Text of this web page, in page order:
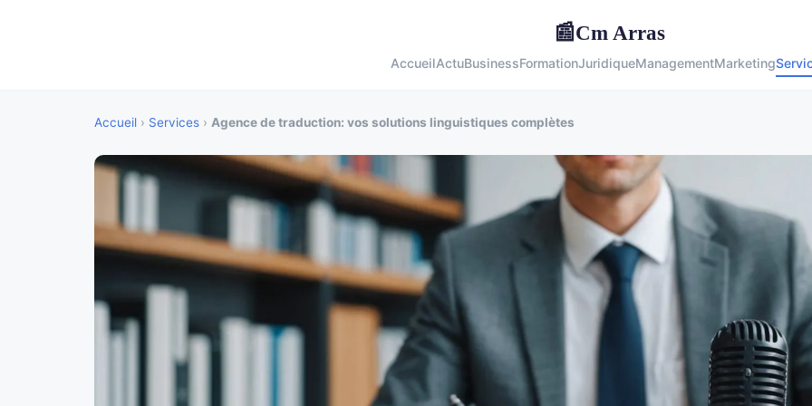
📰Cm Arras
AccueilActuBusinessFormationJuridiqueManagementMarketing
Accueil › Services › Agence de traduction: vos solutions linguistiques complètes